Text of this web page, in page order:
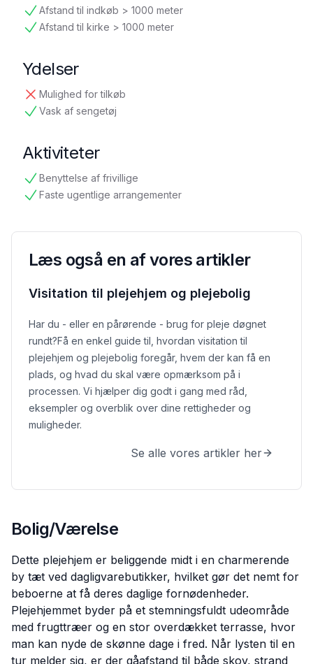
Afstand til indkøb > 1000 meter
tilgængelig
Afstand til kirke > 1000 meter
tilgængelig
Ydelser
Mulighed for tilkøb
ikke tilgængelig
Vask af sengetøj
tilgængelig
Aktiviteter
Benyttelse af frivillige
tilgængelig
Faste ugentlige arrangementer
tilgængelig
Læs også en af vores artikler
Visitation til plejehjem og plejebolig
Har du - eller en pårørende - brug for pleje døgnet
rundt?Få en enkel guide til, hvordan visitation til
plejehjem og plejebolig foregår, hvem der kan få en
plads, og hvad du skal være opmærksom på i
processen. Vi hjælper dig godt i gang med råd,
eksempler og overblik over dine rettigheder og
muligheder.
Se alle vores artikler her
Bolig/Værelse
Dette plejehjem er beliggende midt i en charmerende
by tæt ved dagligvarebutikker, hvilket gør det nemt for
beboerne at få deres daglige fornødenheder.
Plejehjemmet byder på et stemningsfuldt udeområde
med frugttræer og en stor overdækket terrasse, hvor
man kan nyde de skønne dage i fred. Når lysten til en
tur melder sig, er der gåafstand til både skov, strand